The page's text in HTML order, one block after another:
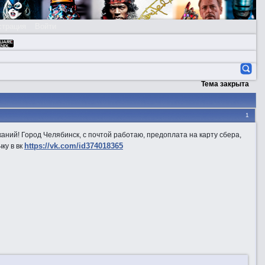
Тема закрыта
1
Город Челябинск, с почтой работаю, предоплата на карту сбера,
в вк https://vk.com/id374018365